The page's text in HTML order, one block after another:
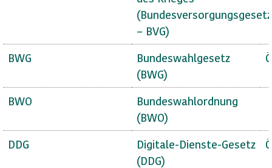
(Bundesversorgungsgesetz
– BVG)
BWG
Bundeswahlgesetz
(BWG)
BWO
Bundeswahlordnung
(BWO)
DDG
Digitale-Dienste-Gesetz
(DDG)